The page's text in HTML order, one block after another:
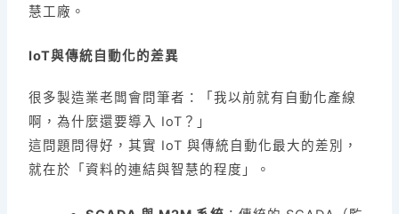
慧工廠。
IoT與傳統自動化的差異
很多製造業老闆會問筆者：「我以前就有自動化產線
啊，為什麼還要導入 IoT？」
這問題問得好，其實 IoT 與傳統自動化最大的差別，
就在於「資料的連結與智慧的程度」。